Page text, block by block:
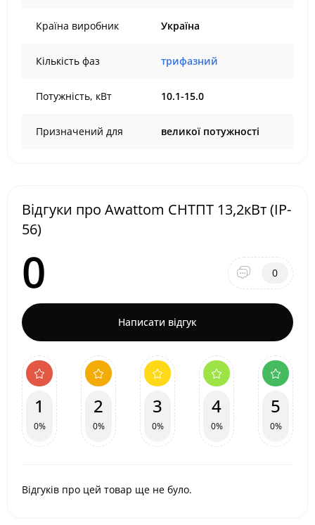
Країна виробник Україна
Кількість фаз трифазний
Потужність, кВт 10.1-15.0
Призначений для великої потужності
Відгуки про Awattom СНТПТ 13,2кВт (IP-
56)
0 0
Написати відгук
1
0%
2
0%
3
0%
4
0%
5
0%
Відгуків про цей товар ще не було.